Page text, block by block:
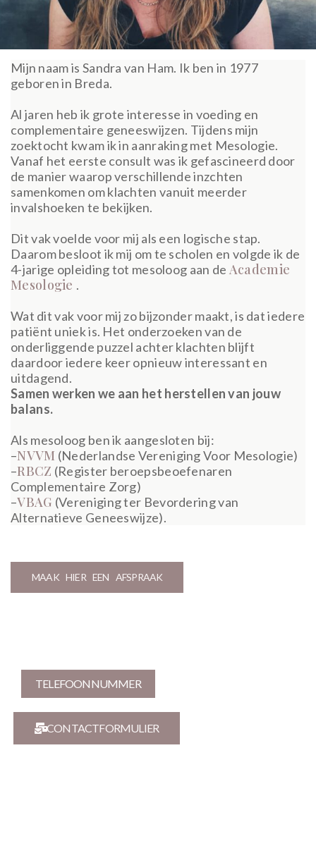
Mijn naam is Sandra van Ham. Ik ben in 1977
geboren in Breda.
Al jaren heb ik grote interesse in voeding en
complementaire geneeswijzen. Tijdens mijn
zoektocht kwam ik in aanraking met Mesologie.
Vanaf het eerste consult was ik gefascineerd door
de manier waarop verschillende inzchten
samenkomen om klachten vanuit meerder
invalshoeken te bekijken.
Dit vak voelde voor mij als een logische stap.
Daarom besloot ik mij om te scholen en volgde ik de
4-jarige opleiding tot mesoloog aan de Academie
Mesologie .
Wat dit vak voor mij zo bijzonder maakt, is dat iedere
patiënt uniek is. Het onderzoeken van de
onderliggende puzzel achter klachten blijft
daardoor iedere keer opnieuw interessant en
uitdagend.
Samen werken we aan het herstellen van jouw
balans.
Als mesoloog ben ik aangesloten bij:
–NVVM (Nederlandse Vereniging Voor Mesologie)
–RBCZ (Register beroepsbeoefenaren
Complementaire Zorg)
–VBAG (Vereniging ter Bevordering van
Alternatieve Geneeswijze).
MAAK HIER EEN AFSPRAAK
TELEFOONNUMMER
CONTACTFORMULIER